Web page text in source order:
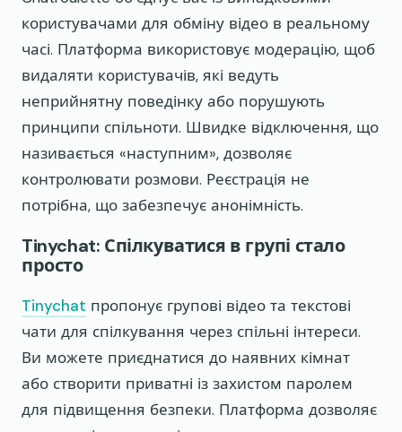
користувачами для обміну відео в реальному
часі. Платформа використовує модерацію, щоб
видаляти користувачів, які ведуть
неприйнятну поведінку або порушують
принципи спільноти. Швидке відключення, що
називається «наступним», дозволяє
контролювати розмови. Реєстрація не
потрібна, що забезпечує анонімність.
Tinychat: Спілкуватися в групі стало
просто
Tinychat пропонує групові відео та текстові
чати для спілкування через спільні інтереси.
Ви можете приєднатися до наявних кімнат
або створити приватні із захистом паролем
для підвищення безпеки. Платформа дозволяє